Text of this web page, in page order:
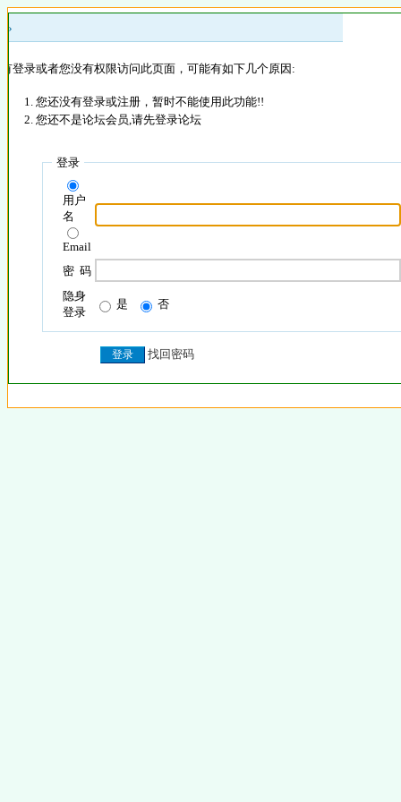
»
登录或者您没有权限访问此页面，可能有如下几个原因:
您还没有登录或注册，暂时不能使用此功能!!
您还不是论坛会员,请先登录论坛
登录
用户
名
Email
密 码
隐身
登录
是 否
找回密码